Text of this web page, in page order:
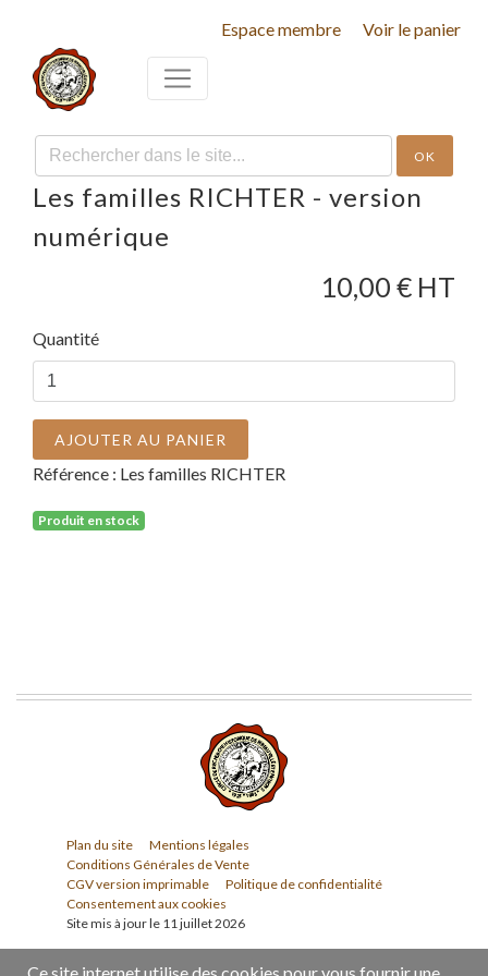
Espace membre Voir le panier
OK
Les familles RICHTER - version
numérique
10,00 € HT
Quantité
AJOUTER AU PANIER
Référence : Les familles RICHTER
Produit en stock
Plan du site
Mentions légales
Conditions Générales de Vente
CGV version imprimable
Politique de confidentialité
Consentement aux cookies
Site mis à jour le 11 juillet 2026